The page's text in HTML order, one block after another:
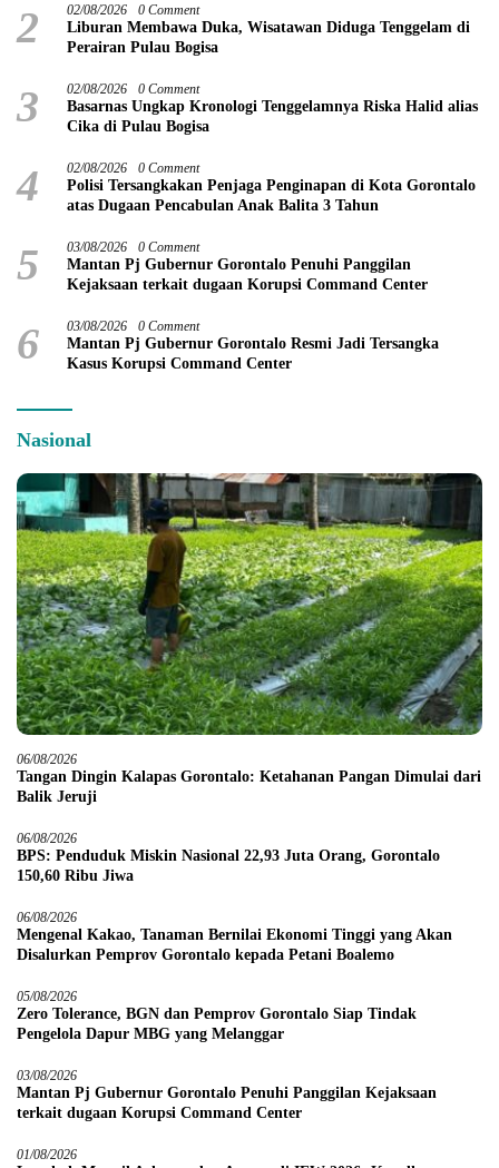
2 02/08/2026 0 Comment
Liburan Membawa Duka, Wisatawan Diduga Tenggelam di
Perairan Pulau Bogisa
3 02/08/2026 0 Comment
Basarnas Ungkap Kronologi Tenggelamnya Riska Halid alias
Cika di Pulau Bogisa
4 02/08/2026 0 Comment
Polisi Tersangkakan Penjaga Penginapan di Kota Gorontalo
atas Dugaan Pencabulan Anak Balita 3 Tahun
5 03/08/2026 0 Comment
Mantan Pj Gubernur Gorontalo Penuhi Panggilan
Kejaksaan terkait dugaan Korupsi Command Center
6 03/08/2026 0 Comment
Mantan Pj Gubernur Gorontalo Resmi Jadi Tersangka
Kasus Korupsi Command Center
Nasional
06/08/2026
Tangan Dingin Kalapas Gorontalo: Ketahanan Pangan Dimulai dari
Balik Jeruji
06/08/2026
BPS: Penduduk Miskin Nasional 22,93 Juta Orang, Gorontalo
150,60 Ribu Jiwa
06/08/2026
Mengenal Kakao, Tanaman Bernilai Ekonomi Tinggi yang Akan
Disalurkan Pemprov Gorontalo kepada Petani Boalemo
05/08/2026
Zero Tolerance, BGN dan Pemprov Gorontalo Siap Tindak
Pengelola Dapur MBG yang Melanggar
03/08/2026
Mantan Pj Gubernur Gorontalo Penuhi Panggilan Kejaksaan
terkait dugaan Korupsi Command Center
01/08/2026